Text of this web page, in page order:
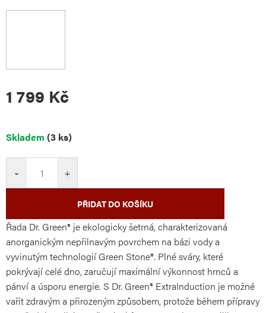
1 799 Kč
Měrná
Skladem (3 ks)
+
−
PŘIDAT DO KOŠÍKU
Řada Dr. Green® je ekologicky šetrná, charakterizovaná
anorganickým nepřilnavým povrchem na bázi vody a
vyvinutým technologií Green Stone®. Plné sváry, které
pokrývají celé dno, zaručují maximální výkonnost hrnců a
pánví a úsporu energie. S Dr. Green® ExtraInduction je možné
vařit zdravým a přirozeným způsobem, protože během přípravy